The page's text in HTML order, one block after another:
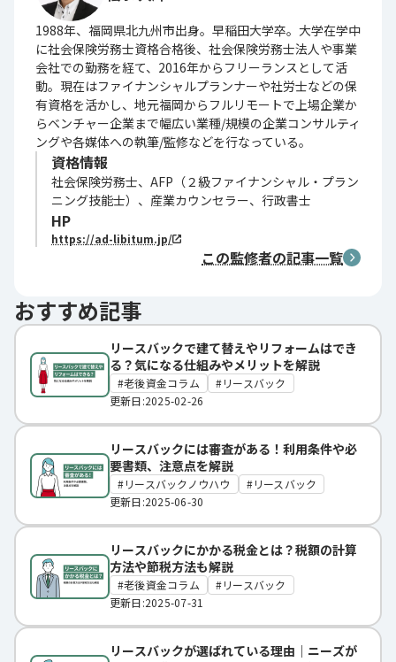
1988年、福岡県北九州市出身。早稲田大学卒。大学在学中
に社会保険労務士資格合格後、社会保険労務士法人や事業
会社での勤務を経て、2016年からフリーランスとして活
動。現在はファイナンシャルプランナーや社労士などの保
有資格を活かし、地元福岡からフルリモートで上場企業か
らベンチャー企業まで幅広い業種/規模の企業コンサルティ
ングや各媒体への執筆/監修などを行なっている。
資格情報
社会保険労務士、AFP（２級ファイナンシャル・プラン
ニング技能士）、産業カウンセラー、行政書士
HP
https://ad-libitum.jp/
この監修者の記事一覧
おすすめ記事
リースバックで建て替えやリフォームはでき
る？気になる仕組みやメリットを解説
老後資金コラム
リースバック
更新日:2025-02-26
リースバックには審査がある！利用条件や必
要書類、注意点を解説
リースバックノウハウ
リースバック
更新日:2025-06-30
リースバックにかかる税金とは？税額の計算
方法や節税方法も解説
老後資金コラム
リースバック
更新日:2025-07-31
リースバックが選ばれている理由｜ニーズが